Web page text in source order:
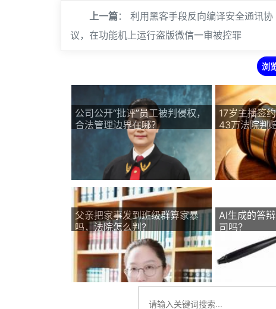
上一篇： 利用黑客手段反向编译安全通讯协
议，在功能机上运行盗版微信一审被控罪
浏
公司公开“批评”员工被判侵权，
合法管理边界在哪？
17岁主播签
43万法院判
父亲把家事发到班级群算家暴
吗，法院怎么判？
AI生成的答
司吗？